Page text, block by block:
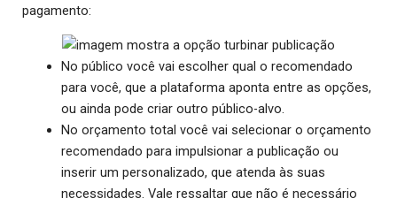
pagamento:
No público você vai escolher qual o recomendado
para você, que a plataforma aponta entre as opções,
ou ainda pode criar outro público-alvo.
No orçamento total você vai selecionar o orçamento
recomendado para impulsionar a publicação ou
inserir um personalizado, que atenda às suas
necessidades. Vale ressaltar que não é necessário